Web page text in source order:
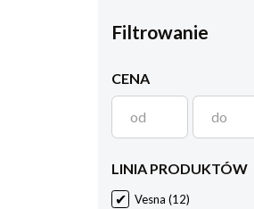
Filtrowanie
CENA
LINIA PRODUKTÓW
Vesna (12)